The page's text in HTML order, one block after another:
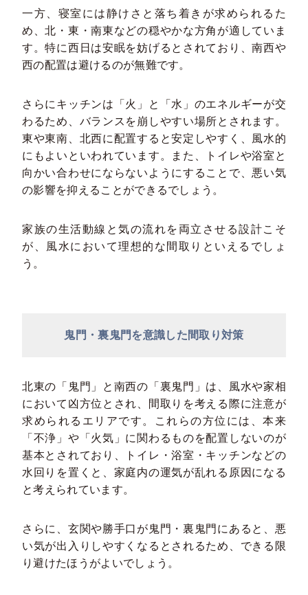
一方、寝室には静けさと落ち着きが求められるた
め、北・東・南東などの穏やかな方角が適していま
す。特に西日は安眠を妨げるとされており、南西や
西の配置は避けるのが無難です。
さらにキッチンは「火」と「水」のエネルギーが交
わるため、バランスを崩しやすい場所とされます。
東や東南、北西に配置すると安定しやすく、風水的
にもよいといわれています。また、トイレや浴室と
向かい合わせにならないようにすることで、悪い気
の影響を抑えることができるでしょう。
家族の生活動線と気の流れを両立させる設計こそ
が、風水において理想的な間取りといえるでしょ
う。
鬼門・裏鬼門を意識した間取り対策
北東の「鬼門」と南西の「裏鬼門」は、風水や家相
において凶方位とされ、間取りを考える際に注意が
求められるエリアです。これらの方位には、本来
「不浄」や「火気」に関わるものを配置しないのが
基本とされており、トイレ・浴室・キッチンなどの
水回りを置くと、家庭内の運気が乱れる原因になる
と考えられています。
さらに、玄関や勝手口が鬼門・裏鬼門にあると、悪
い気が出入りしやすくなるとされるため、できる限
り避けたほうがよいでしょう。